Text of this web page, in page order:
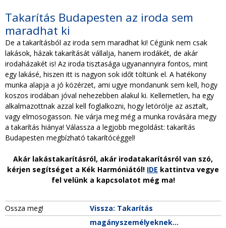
Takarítás Budapesten az iroda sem
maradhat ki
De a takarításból az iroda sem maradhat ki! Cégünk nem csak
lakások, házak takarítását vállalja, hanem irodákét, de akár
irodaházakét is! Az iroda tisztasága ugyanannyira fontos, mint
egy lakásé, hiszen itt is nagyon sok időt töltünk el. A hatékony
munka alapja a jó közérzet, ami ugye mondanunk sem kell, hogy
koszos irodában jóval nehezebben alakul ki. Kellemetlen, ha egy
alkalmazottnak azzal kell foglalkozni, hogy letörölje az asztalt,
vagy elmosogasson. Ne várja meg még a munka rovására megy
a takarítás hiánya! Válassza a legjobb megoldást: takarítás
Budapesten megbízható takarítócéggel!
Akár lakástakarításról, akár irodatakarításról van szó,
kérjen segítséget a Kék Harmóniától! IDE kattintva vegye
fel velünk a kapcsolatot még ma!
Ossza meg!
Vissza: Takarítás
magányszemélyeknek...